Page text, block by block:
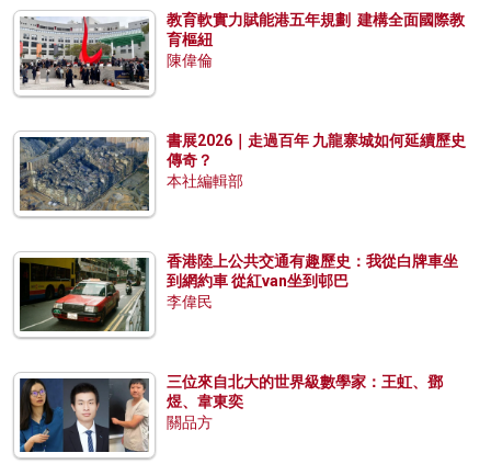
教育軟實力賦能港五年規劃 建構全面國際教
育樞紐
陳偉倫
書展2026｜走過百年 九龍寨城如何延續歷史
傳奇？
本社編輯部
香港陸上公共交通有趣歷史：我從白牌車坐
到網約車 從紅van坐到邨巴
李偉民
三位來自北大的世界級數學家：王虹、鄧
煜、韋東奕
關品方